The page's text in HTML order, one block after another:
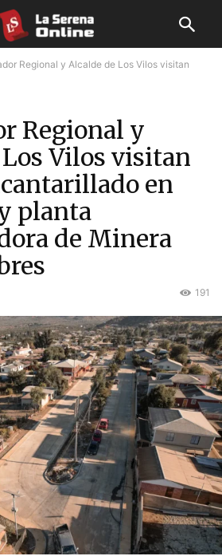
Regional y Alcalde de Los Vilos visitan
Regional y
Vilos visitan
en
planta
de Minera
191